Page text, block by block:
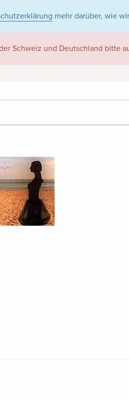
mehr darüber, wie
Schweiz und Deutschland bitte